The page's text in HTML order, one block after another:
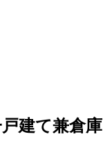
建て兼倉